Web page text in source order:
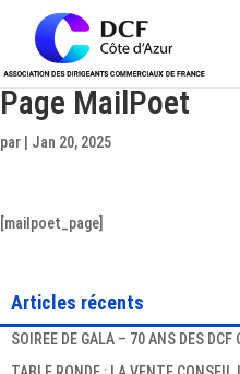
Page MailPoet
par Jan 20, 2025
[mailpoet_page]
Articles récents
SOIREE DE GALA – 70 ANS DES
Panneau de gestion des cookies